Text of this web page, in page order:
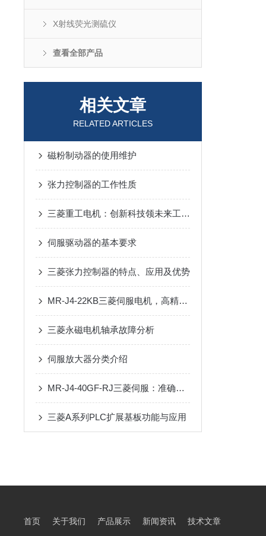
X射线荧光测硫仪‌
查看全部产品
相关文章
RELATED ARTICLES
磁粉制动器的使用维护
张力控制器的工作性质
三菱重工电机：创新科技领未来工业与生活的智慧融合
伺服驱动器的基本要求
三菱张力控制器的特点、应用及优势
MR-J4-22KB三菱伺服电机，高精度驱动设备的不二选择
三菱永磁电机轴承故障分析
伺服放大器分类介绍
MR-J4-40GF-RJ三菱伺服：准确控制的“舞者”
三菱A系列PLC扩展基板功能与应用
首页 关于我们 产品展示 新闻资讯 技术文章